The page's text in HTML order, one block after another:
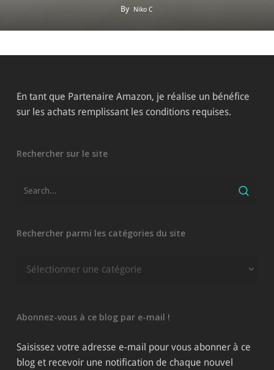
By Niko C
En tant que Partenaire Amazon, je réalise un bénéfice
sur les achats remplissant les conditions requises.
Rechercher sur le site
Rechercher parmi les catégories du site
Rechercher
du
Abonnez-vous à ce blog par e-mail !
Saisissez votre adresse e-mail pour vous abonner à ce
blog et recevoir une notification de chaque nouvel